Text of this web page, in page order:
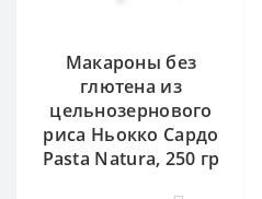
Макароны без
глютена из
цельнозернового
риса Ньокко Сардо
Pasta Natura, 250 гр